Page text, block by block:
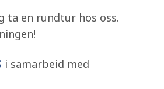
ta en rundtur hos oss.
i samarbeid med